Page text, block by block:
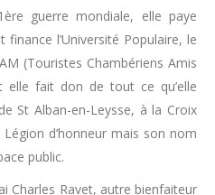
guerre mondiale, elle paye
l’Université Populaire, le
(Touristes Chambériens Amis
fait don de tout ce qu’elle
St Alban-en-Leysse, à la Croix
d’honneur mais son nom
public.
Charles Ravet, autre bienfaiteur